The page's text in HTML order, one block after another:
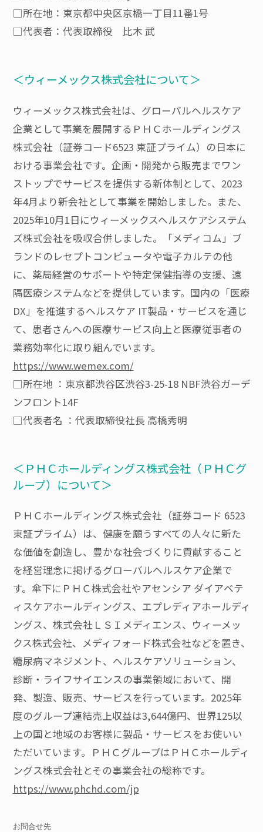
□所在地：東京都中央区京橋一丁目11番1号
□代表者：代表取締役 比木 武
＜ウィーメックス株式会社について＞
ウィーメックス株式会社は、グローバルヘルスケア
企業として事業を展開するＰＨＣホールディングス
株式会社（証券コード6523 東証プライム）の日本に
おける事業会社です。企画・開発から販売までワン
ストップでサービスを提供する新体制として、2023
年4月より新会社として事業を開始しました。また、
2025年10月1日にウィーメックスヘルスケアシステム
ズ株式会社を吸収合併しました。「メディコム」ブ
ランドのレセプトコンピュータや電子カルテの他
に、薬局経営のサポートや特定保健指導の支援、遠
隔医療システムなどを提供しています。国内の「医療
DX」を推進するヘルスケア IT製品・サービスを通じ
て、患者さんへの医療サービス向上と医療従事者の
業務効率化に取り組んでいます。
https://www.wemex.com/
□所在地 ：東京都渋谷区渋谷3-25-18 NBF渋谷ガーデ
ンフロント14F
□代表者名 ：代表取締役社長 高橋秀明
＜ＰＨＣホールディングス株式会社（ＰＨＣグ
ループ）について＞
ＰＨＣホールディングス株式会社（証券コード 6523
東証プライム）は、健康を願うすべての人々に新た
な価値を創造し、豊かな社会づくりに貢献すること
を経営理念に掲げるグローバルヘルスケア企業で
す。傘下にＰＨＣ株式会社やアセンシア ダイアベテ
ィスケアホールディングス、エプレディアホールディ
ングス、株式会社ＬＳＩメディエンス、ウィーメッ
クス株式会社、メディフォード株式会社などを置き、
糖尿病マネジメント、ヘルスケアソリューション、
診断・ライフサイエンスの事業領域において、開
発、製造、販売、サービスを行っています。2025年
度のグループ連結売上収益は3,644億円、世界125以
上の国と地域のお客様に製品・サービスをお使いい
ただいています。ＰＨＣグループはＰＨＣホールディ
ングス株式会社とその事業会社の総称です。
https://www.phchd.com/jp
お問合せ先